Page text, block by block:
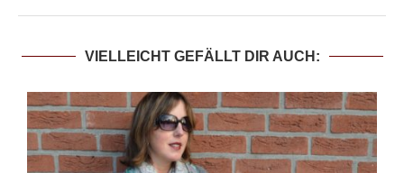
VIELLEICHT GEFÄLLT DIR AUCH: